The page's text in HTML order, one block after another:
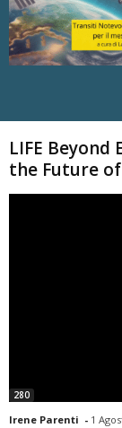
LIFE
the Future
280
Irene Parenti - 1